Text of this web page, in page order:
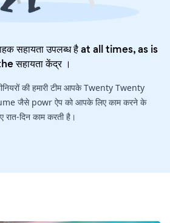
सहायता उपलब्ध है at all times, as is
सहायता केंद्र।
की हमारी टीम आपके Twenty Twenty
जैसे powr ऐप को आपके लिए काम करने के
रात-दिन काम करती है।